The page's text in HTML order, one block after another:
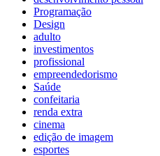
Programação
Design
adulto
investimentos
profissional
empreendedorismo
Saúde
confeitaria
renda extra
cinema
edição de imagem
esportes